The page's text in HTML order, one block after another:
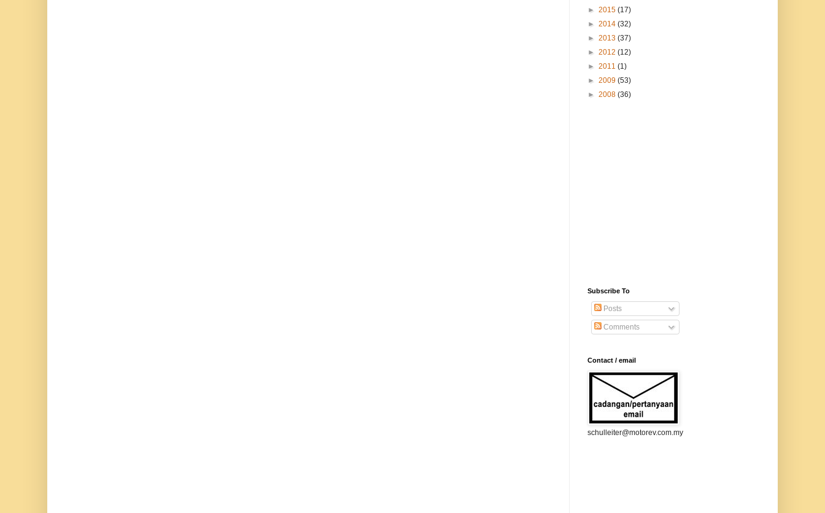
► 2015 (17)
► 2014 (32)
► 2013 (37)
► 2012 (12)
► 2011 (1)
► 2009 (53)
► 2008 (36)
Subscribe To
Posts
Comments
Contact / email
schulleiter@motorev.com.my